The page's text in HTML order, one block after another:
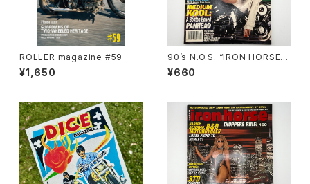
ROLLER magazine #59
¥1,650
90’s N.O.S. “IRON HORSE”
magazine #138(Dec.’95 iss
ue)
¥660